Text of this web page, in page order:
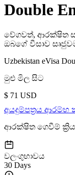
Double
වේගවත්, ආරක්ෂිත
ඔබගේ වීසාව
Uzbekistan eVisa
මුළු මිල සිට
$ 71 USD
අයදුම්පත්‍රය
ආරක්ෂිත ගෙවීම්
වලංගුභාවය
30 Days